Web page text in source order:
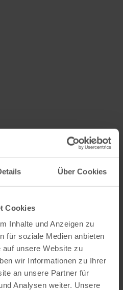
Über Cookies
Cookies
Inhalte und Anzeigen zu
für soziale Medien anbieten
unsere Website zu
wir Informationen zu Ihrer
an unsere Partner für
Analysen weiter. Unsere